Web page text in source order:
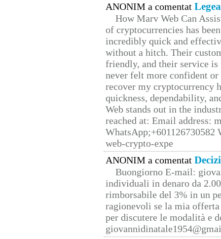
ANONIM a comentat
How Marv Web Can
of cryptocurrencies has
incredibly quick and
without a hitch. Their
friendly, and their service
never felt more confident
recover my cryptocurrency
quickness, dependability,
Web stands out in the
reached at: Email address:
web-crypto-expe
ANONIM a comentat
Buongiorno E-mail:
individuali in denaro da
rimborsabile del 3% in un
ragionevoli se la mia
per discutere le modalità e